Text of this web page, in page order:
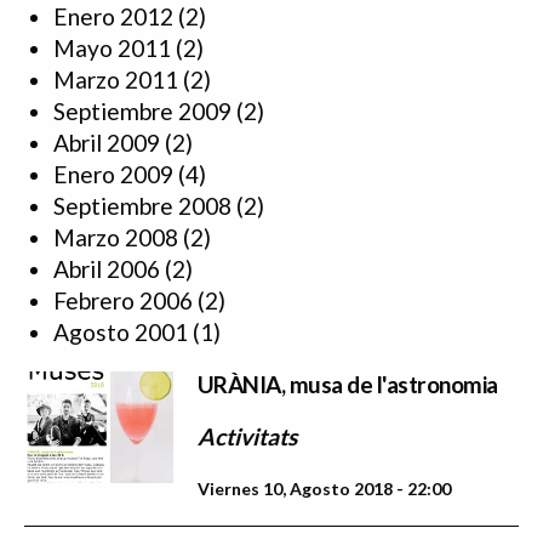
Enero 2012 (2)
Mayo 2011 (2)
Marzo 2011 (2)
Septiembre 2009 (2)
Abril 2009 (2)
Enero 2009 (4)
Septiembre 2008 (2)
Marzo 2008 (2)
Abril 2006 (2)
Febrero 2006 (2)
Agosto 2001 (1)
URÀNIA, musa de l'astronomia
Activitats
Viernes 10, Agosto 2018 - 22:00